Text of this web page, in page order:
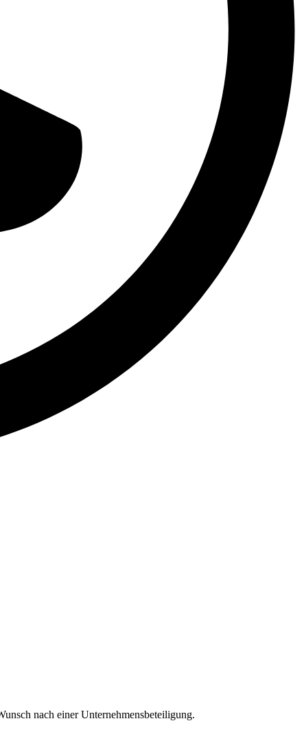
nach einer Unternehmensbeteiligung.